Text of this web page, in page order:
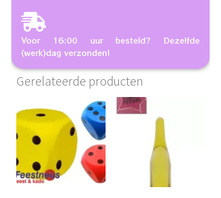
Voor 16:00 uur besteld? Dezelfde
(werk)dag verzonden!
Gerelateerde producten